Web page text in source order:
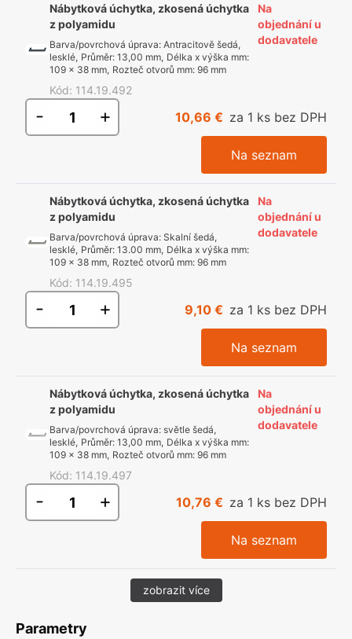
Nábytková úchytka, zkosená úchytka
z polyamidu
Barva/povrchová úprava: Antracitově šedá,
lesklé, Průměr: 13,00 mm, Délka x výška mm:
109 x 38 mm, Rozteč otvorů mm: 96 mm
Kód: 114.19.492
Na
objednání u
dodavatele
- + 10,66 € za 1 ks bez DPH
Na seznam
Nábytková úchytka, zkosená úchytka
z polyamidu
Barva/povrchová úprava: Skalní šedá,
lesklé, Průměr:13.00 mm, Délka x výška mm:
109 x 38 mm, Rozteč otvorů mm:96 mm
Kód: 114.19.495
Na
objednání u
dodavatele
- + 9,10 € za 1 ks bez DPH
Na seznam
Nábytková úchytka, zkosená úchytka
z polyamidu
Barva/povrchová úprava:světle šedá,
lesklé, Průměr:13,00 mm, Délka x výška mm:
109 x 38 mm, Rozteč otvorů mm:96 mm
Kód: 114.19.497
Na
objednání u
dodavatele
- + 10,76 € za 1 ks bez DPH
Na seznam
zobrazit více
Parametry